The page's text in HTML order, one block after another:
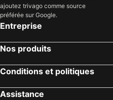
ajoutez trivago comme source
préférée sur Google.
Entreprise
Nos produits
Conditions et politiques
Assistance